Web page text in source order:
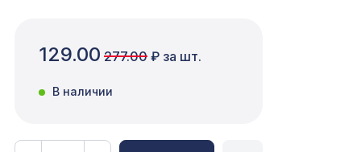
129.00 277.00 ₽ за шт.
В наличии